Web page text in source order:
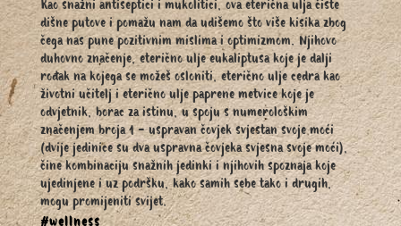
Kao snažni antiseptici i mukolitici, ova eterična ulja čiste
dišne putove i pomažu nam da udišemo što više kisika zbog
čega nas pune pozitivnim mislima i optimizmom. Njihovo
duhovno značenje, eterično ulje eukaliptusa koje je dalji
rođak na kojega se možeš osloniti, eterično ulje cedra kao
životni učitelj i eterično ulje paprene metvice koje je
odvjetnik, borac za istinu, u spoju s numerološkim
značenjem broja 1 - uspravan čovjek svjestan svoje moći
(dvije jedinice su dva uspravna čovjeka svjesna svoje moći),
čine kombinaciju snažnih jedinki i njihovih spoznaja koje
ujedinjene i uz podršku, kako samih sebe tako i drugih,
mogu promijeniti svijet.